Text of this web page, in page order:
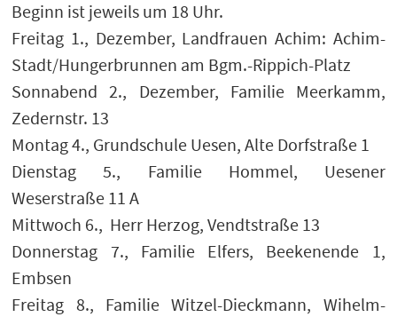
Beginn ist jeweils um 18 Uhr.
Freitag 1., Dezember, Landfrauen Achim: Achim-
Stadt/Hungerbrunnen am Bgm.-Rippich-Platz
Sonnabend 2., Dezember, Familie Meerkamm,
Zedernstr. 13
Montag 4., Grundschule Uesen, Alte Dorfstraße 1
Dienstag 5., Familie Hommel, Uesener
Weserstraße 11 A
Mittwoch 6., Herr Herzog, Vendtstraße 13
Donnerstag 7., Familie Elfers, Beekenende 1,
Embsen
Freitag 8., Familie Witzel-Dieckmann, Wihelm-